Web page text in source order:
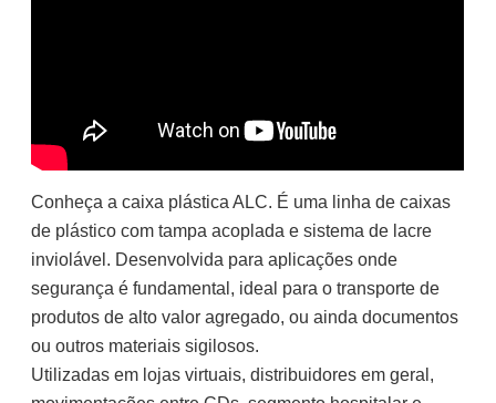
Conheça a caixa plástica ALC. É uma linha de caixas
de plástico com tampa acoplada e sistema de lacre
inviolável. Desenvolvida para aplicações onde
segurança é fundamental, ideal para o transporte de
produtos de alto valor agregado, ou ainda documentos
ou outros materiais sigilosos.
Utilizadas em lojas virtuais, distribuidores em geral,